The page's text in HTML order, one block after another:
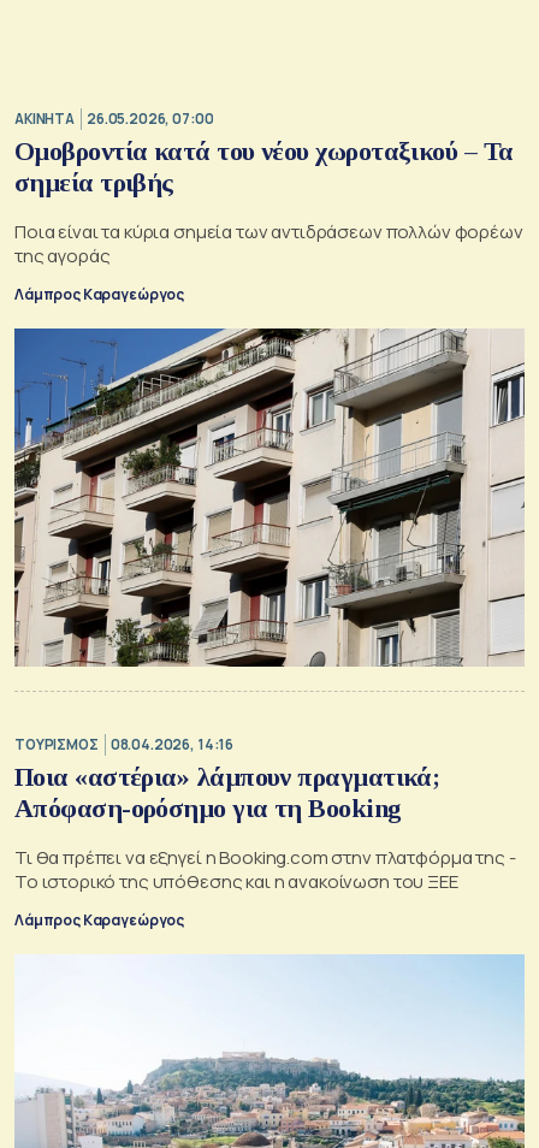
ΑΚΙΝΗΤΑ 26.05.2026, 07:00
Ομοβροντία κατά του νέου χωροταξικού – Τα
σημεία τριβής
Ποια είναι τα κύρια σημεία των αντιδράσεων πολλών φορέων
της αγοράς
Λάμπρος Καραγεώργος
ΤΟΥΡΙΣΜΟΣ 08.04.2026, 14:16
Ποια «αστέρια» λάμπουν πραγματικά;
Απόφαση-ορόσημο για τη Booking
Τι θα πρέπει να εξηγεί η Booking.com στην πλατφόρμα της -
Το ιστορικό της υπόθεσης και η ανακοίνωση του ΞΕΕ
Λάμπρος Καραγεώργος